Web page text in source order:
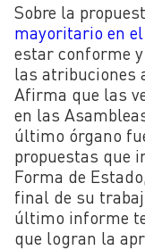
Sobre la
mayoritario en
estar conforme
las atribuciones
Afirma que las
en las
último órgano
propuestas que
Forma de
final de su
último informe
que logran la